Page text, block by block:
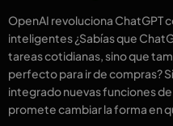
OpenAI revoluciona ChatGPT
inteligentes ¿Sabías que
tareas cotidianas, sino que
perfecto para ir de compras?
integrado nuevas funciones
promete cambiar la forma en